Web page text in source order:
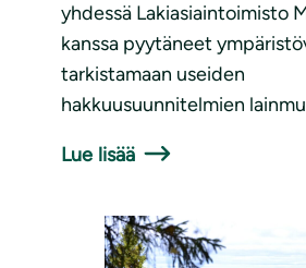
yhdessä Lakiasiaintoimisto
kanssa pyytäneet
tarkistamaan useiden
hakkuusuunnitelmien
Lue lisää